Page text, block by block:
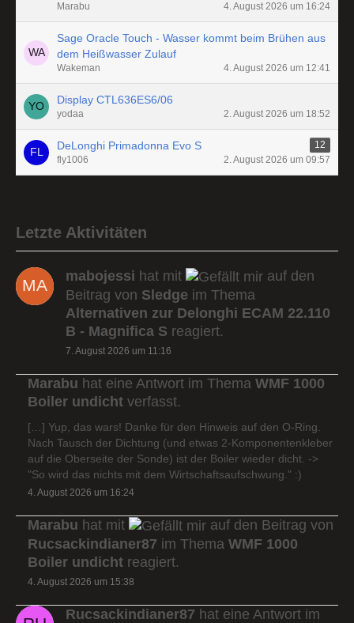
Marabu
4. August 2026 um 16:24
Sage Oracle Touch - Wasser kommt beim Brühen aus
dem Heißwasser Zulauf
Wakeman 4. August 2026 um 12:41
Display CTL636ES6/06
yodaa 2. August 2026 um 18:52
DeLonghi Primadonna Evo S
12
fly1006
2. August 2026 um 09:57
Letzte Aktivitäten
mabojessi hat mit
auf den
Beitrag von Sledge im Thema
Alternativen zur Delonghi ECAM 22.110
B - Magnifica S reagiert.
7. August 2026 um 11:16
Marabu hat eine Antwort im Thema WMF 1000
Boiler undicht verfasst.
[…] Yup, das wars! Danke für den Hinweis auf den O-Ring.
Nach Tausch der Dichtung (und etwas 2-Komponentenkleber
auf die Oberseite der Sonde) ist der Boiler wieder dicht. ->
"So wird das nichts mit dem Wirtschaftsaufschwung." :)
4. August 2026 um 16:24
Marabu hat mit
auf den Beitrag von
Rucsackindianer87 im Thema WMF 1000
Boiler undicht reagiert.
4. August 2026 um 15:38
Rucsackindianer87 hat eine Antwort im